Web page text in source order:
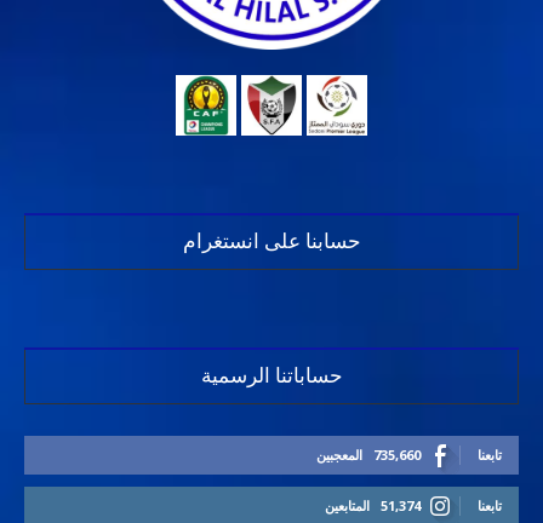
حسابنا على انستغرام
حساباتنا الرسمية
735,660 المعجبين تابعنا
51,374 المتابعين تابعنا